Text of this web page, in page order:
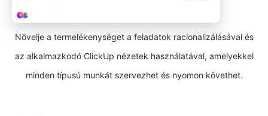
Növelje a termelékenységet a feladatok racionalizálásával és
az alkalmazkodó ClickUp nézetek használatával, amelyekkel
minden típusú munkát szervezhet és nyomon követhet.